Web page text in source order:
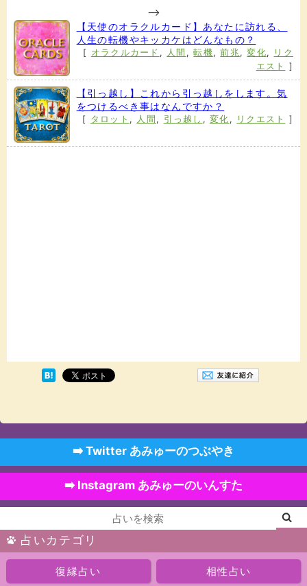
-->
【天使のオラクルカード】あなたに訪れる、
人生の転機やキッカケはどんなもの？
[ オラクルカード , 人間 ,転機,前兆,変化,
リク
エスト
]
【引っ越し】これから引っ越しをします。気
をつけるべき事はなんですか？
[ タロット , 人間 , 引っ越し ,変化 , リクエスト ]
➡️ Twitter あみゅーのつぶやき
➡️ Instagram あみゅーのいんすた
占いカテゴリ
復縁占い 相性占い